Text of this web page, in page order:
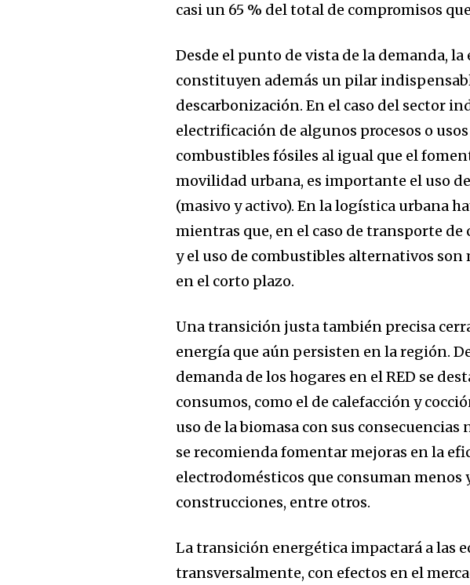
casi un 65 % del total de compromisos
Desde el punto de vista de la demanda,
constituyen además un pilar
descarbonización. En el caso del sector
electrificación de algunos procesos o
combustibles fósiles al igual que el
movilidad urbana, es importante el uso
(masivo y activo). En la logística urbana
mientras que, en el caso de transporte
y el uso de combustibles alternativos son
en el corto plazo.
Una transición justa también precisa
energía que aún persisten en la región.
demanda de los hogares en el RED se
consumos, como el de calefacción y
uso de la biomasa con sus
se recomienda fomentar mejoras en la
electrodomésticos que consuman menos
construcciones, entre otros.
La transición energética impactará a las
transversalmente, con efectos en el